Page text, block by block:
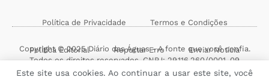
Política de Privacidade Termos e Condições
Política Editorial Reportar Erro Enviar Notícia
Copyright © 2025 Diário das Águas - A fonte que você confia.
Todos os direitos reservados. CNPJ: 29.116.260/0001-09
Este site usa cookies. Ao continuar a usar este site, você